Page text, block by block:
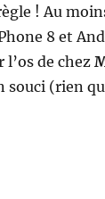
! Au
8 et
de chez
(rien